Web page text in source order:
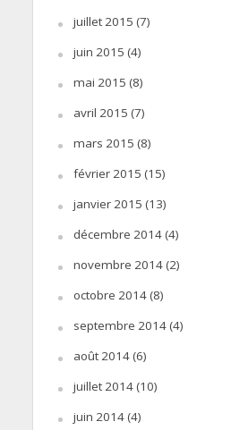
juillet 2015 (7)
juin 2015 (4)
mai 2015 (8)
avril 2015 (7)
mars 2015 (8)
février 2015 (15)
janvier 2015 (13)
décembre 2014(4)
novembre 2014(2)
octobre 2014(8)
septembre 2014(4)
août 2014(6)
juillet 2014(10)
juin 2014(4)